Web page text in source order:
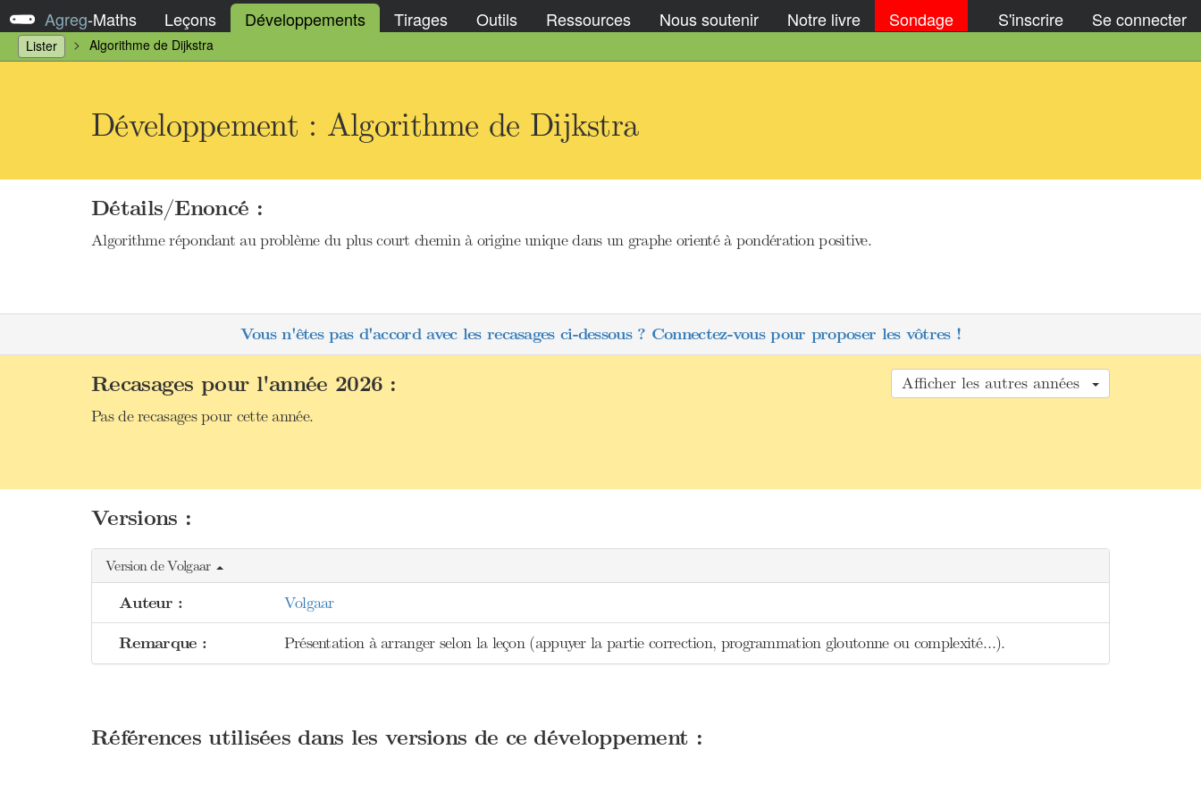
Agreg-Maths Leçons Développements Tirages Outils Ressources Nous soutenir Notre livre Sondage S'inscrire Se connecter
Lister Algorithme de Dijkstra
Développement : Algorithme de Dijkstra
Détails/Enoncé :
Algorithme répondant au problème du plus court chemin à origine unique dans un graphe orienté à pondération positive.
Vous n'êtes pas d'accord avec les recasages ci-dessous ? Connectez-vous pour proposer les vôtres !
Afficher les autres années
Recasages pour l'année 2026 :
Pas de recasages pour cette année.
Versions :
Version de Volgaar
Auteur : Volgaar
Remarque : Présentation à arranger selon la leçon (appuyer la partie correction, programmation gloutonne ou complexité…).
Références utilisées dans les versions de ce développement :